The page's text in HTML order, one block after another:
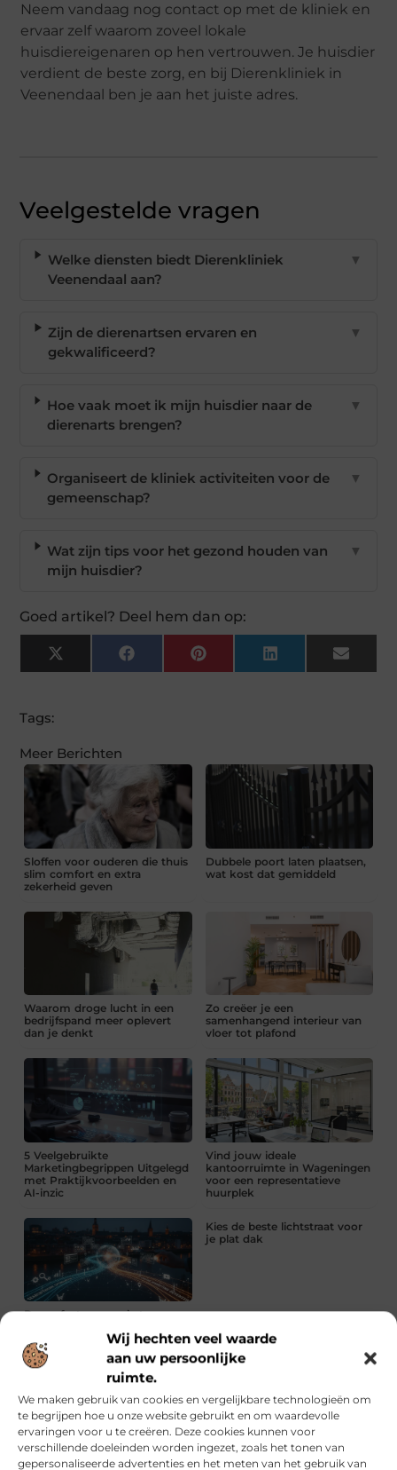
Wij hechten veel waarde
aan uw persoonlijke
ruimte.
We maken gebruik van cookies en vergelijkbare technologieën om
te begrijpen hoe u onze website gebruikt en om waardevolle
ervaringen voor u te creëren. Deze cookies kunnen voor
verschillende doeleinden worden ingezet, zoals het tonen van
gepersonaliseerde advertenties en het meten van het gebruik van
Neem vandaag nog contact op met de kliniek en
ervaar zelf waarom zoveel lokale
huisdiereigenaren op hen vertrouwen. Je huisdier
verdient de beste zorg, en bij Dierenkliniek in
Veenendaal ben je aan het juiste adres.
Veelgestelde vragen
Welke diensten biedt Dierenkliniek
Veenendaal aan?
▼
Zijn de dierenartsen ervaren en
gekwalificeerd?
▼
Hoe vaak moet ik mijn huisdier naar de
dierenarts brengen?
▼
Organiseert de kliniek activiteiten voor de
gemeenschap?
▼
Wat zijn tips voor het gezond houden van
mijn huisdier?
▼
Goed artikel? Deel hem dan op:
X
(Twitter)
FacebookPinterest LinkedIn Email
Tags:
Meer Berichten
Sloffen voor ouderen die thuis
slim comfort en extra
zekerheid geven
Dubbele poort laten plaatsen,
wat kost dat gemiddeld
Waarom droge lucht in een
bedrijfspand meer oplevert
dan je denkt
Zo creëer je een
samenhangend interieur van
vloer tot plafond
5 Veelgebruikte
Marketingbegrippen Uitgelegd
met Praktijkvoorbeelden en
AI-inzic
Vind jouw ideale
kantoorruimte in Wageningen
voor een representatieve
huurplek
De perfecte synergie tussen
Deventer
Kies de beste lichtstraat voor
je plat dak
Kies de beste lichtstraat voor je plat dak
Lees verder »
Krullen in topvorm met de juiste olie en routine
Lees verder »